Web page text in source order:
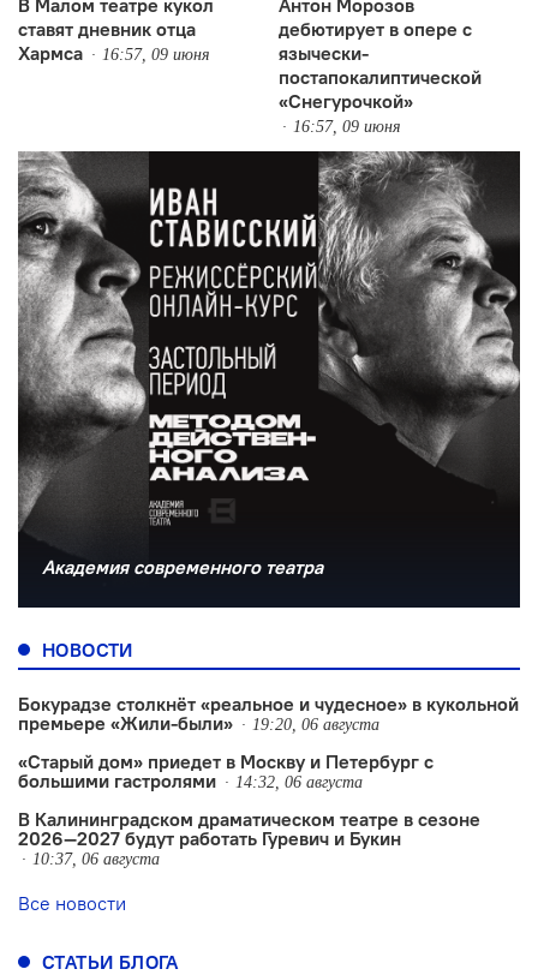
ставят дневник отца
Хармса
16:57, 09 июня
дебютирует в опере с
язычески-
постапокалиптической
«Снегурочкой»
16:57, 09 июня
Академия современного театра
НОВОСТИ
Бокурадзе столкнëт «реальное и чудесное» в кукольной
премьере «Жили-были»
19:20, 06 августа
«Старый дом» приедет в Москву и Петербург с
большими гастролями
14:32, 06 августа
В Калининградском драматическом театре в сезоне
2026—2027 будут работать Гуревич и Букин
10:37, 06 августа
Все новости
СТАТЬИ БЛОГА